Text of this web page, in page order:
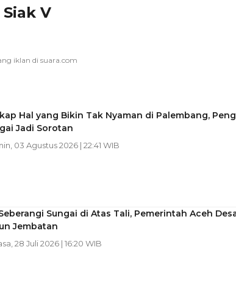
V
Hal yang Bikin Tak Nyaman di Palembang,
Jadi Sorotan
03 Agustus 2026 | 22:41 WIB
Sungai di Atas Tali, Pemerintah Aceh
Jembatan
28 Juli 2026 | 16:20 WIB